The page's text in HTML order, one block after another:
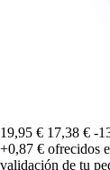
19,95 € 17,38 € -
+0,87 € ofrecidos
validación de tu